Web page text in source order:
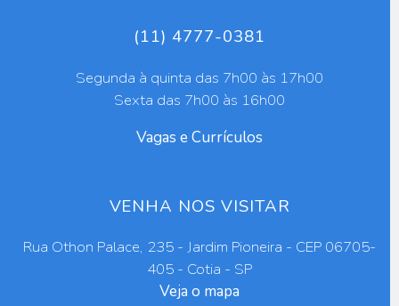
(11) 4777-0381
Segunda à quinta das 7h00 às 17h00
Sexta das 7h00 às 16h00
Vagas e Currículos
VENHA NOS VISITAR
Rua Othon Palace, 235 - Jardim Pioneira - CEP 06705-
405 - Cotia - SP
Veja o mapa